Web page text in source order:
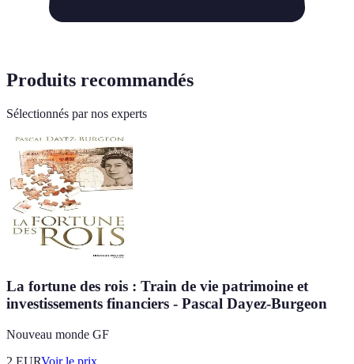
Produits recommandés
Sélectionnés par nos experts
La fortune des rois : Train de vie patrimoine et
investissements financiers - Pascal Dayez-Burgeon
Nouveau monde GF